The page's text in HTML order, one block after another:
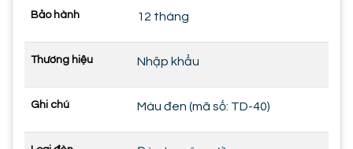
Bảo hành 12 tháng
Thương hiệu Nhập khẩu
Ghi chú Màu đen (mã số: TD-40)